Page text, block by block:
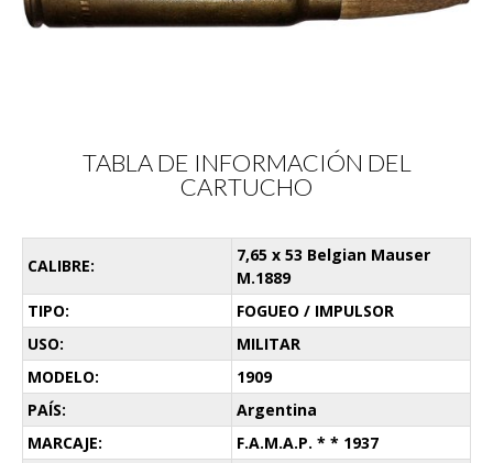
TABLA DE INFORMACIÓN DEL
CARTUCHO
CALIBRE:
7,65 x 53 Belgian Mauser
M.1889
TIPO:
FOGUEO / IMPULSOR
USO:
MILITAR
MODELO:
1909
PAÍS:
Argentina
MARCAJE:
F.A.M.A.P. * * 1937